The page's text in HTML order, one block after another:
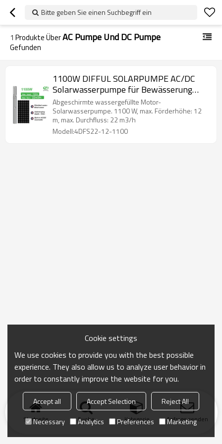
Bitte geben Sie einen Suchbegriff ein
1 Produkte ÜberAC Pumpe Und DC Pumpe
Gefunden
1100W DIFFUL SOLARPUMPE AC/DC
Solarwasserpumpe für Bewässerung
Solartauchpumpe Solarbrunnenpumpe
zu verkaufen
Abgeschirmte wassergefüllte Motor-
Solarwasserpumpe. 1100 W, max. Förderhöhe: 12
m, max. Durchfluss: 22 m3/h
Modell:4DFS22-12-1100
Startseite Suche Kategorie Anfrage senden
Cookie settings
We use cookies to provide you with the best possible
experience. They also allow us to analyze user behavior in
order to constantly improve the website for you.
Accept all Accept Selection
Reject All
Necessary
Analytics Preferences Marketing